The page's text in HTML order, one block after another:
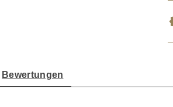
Bewertungen